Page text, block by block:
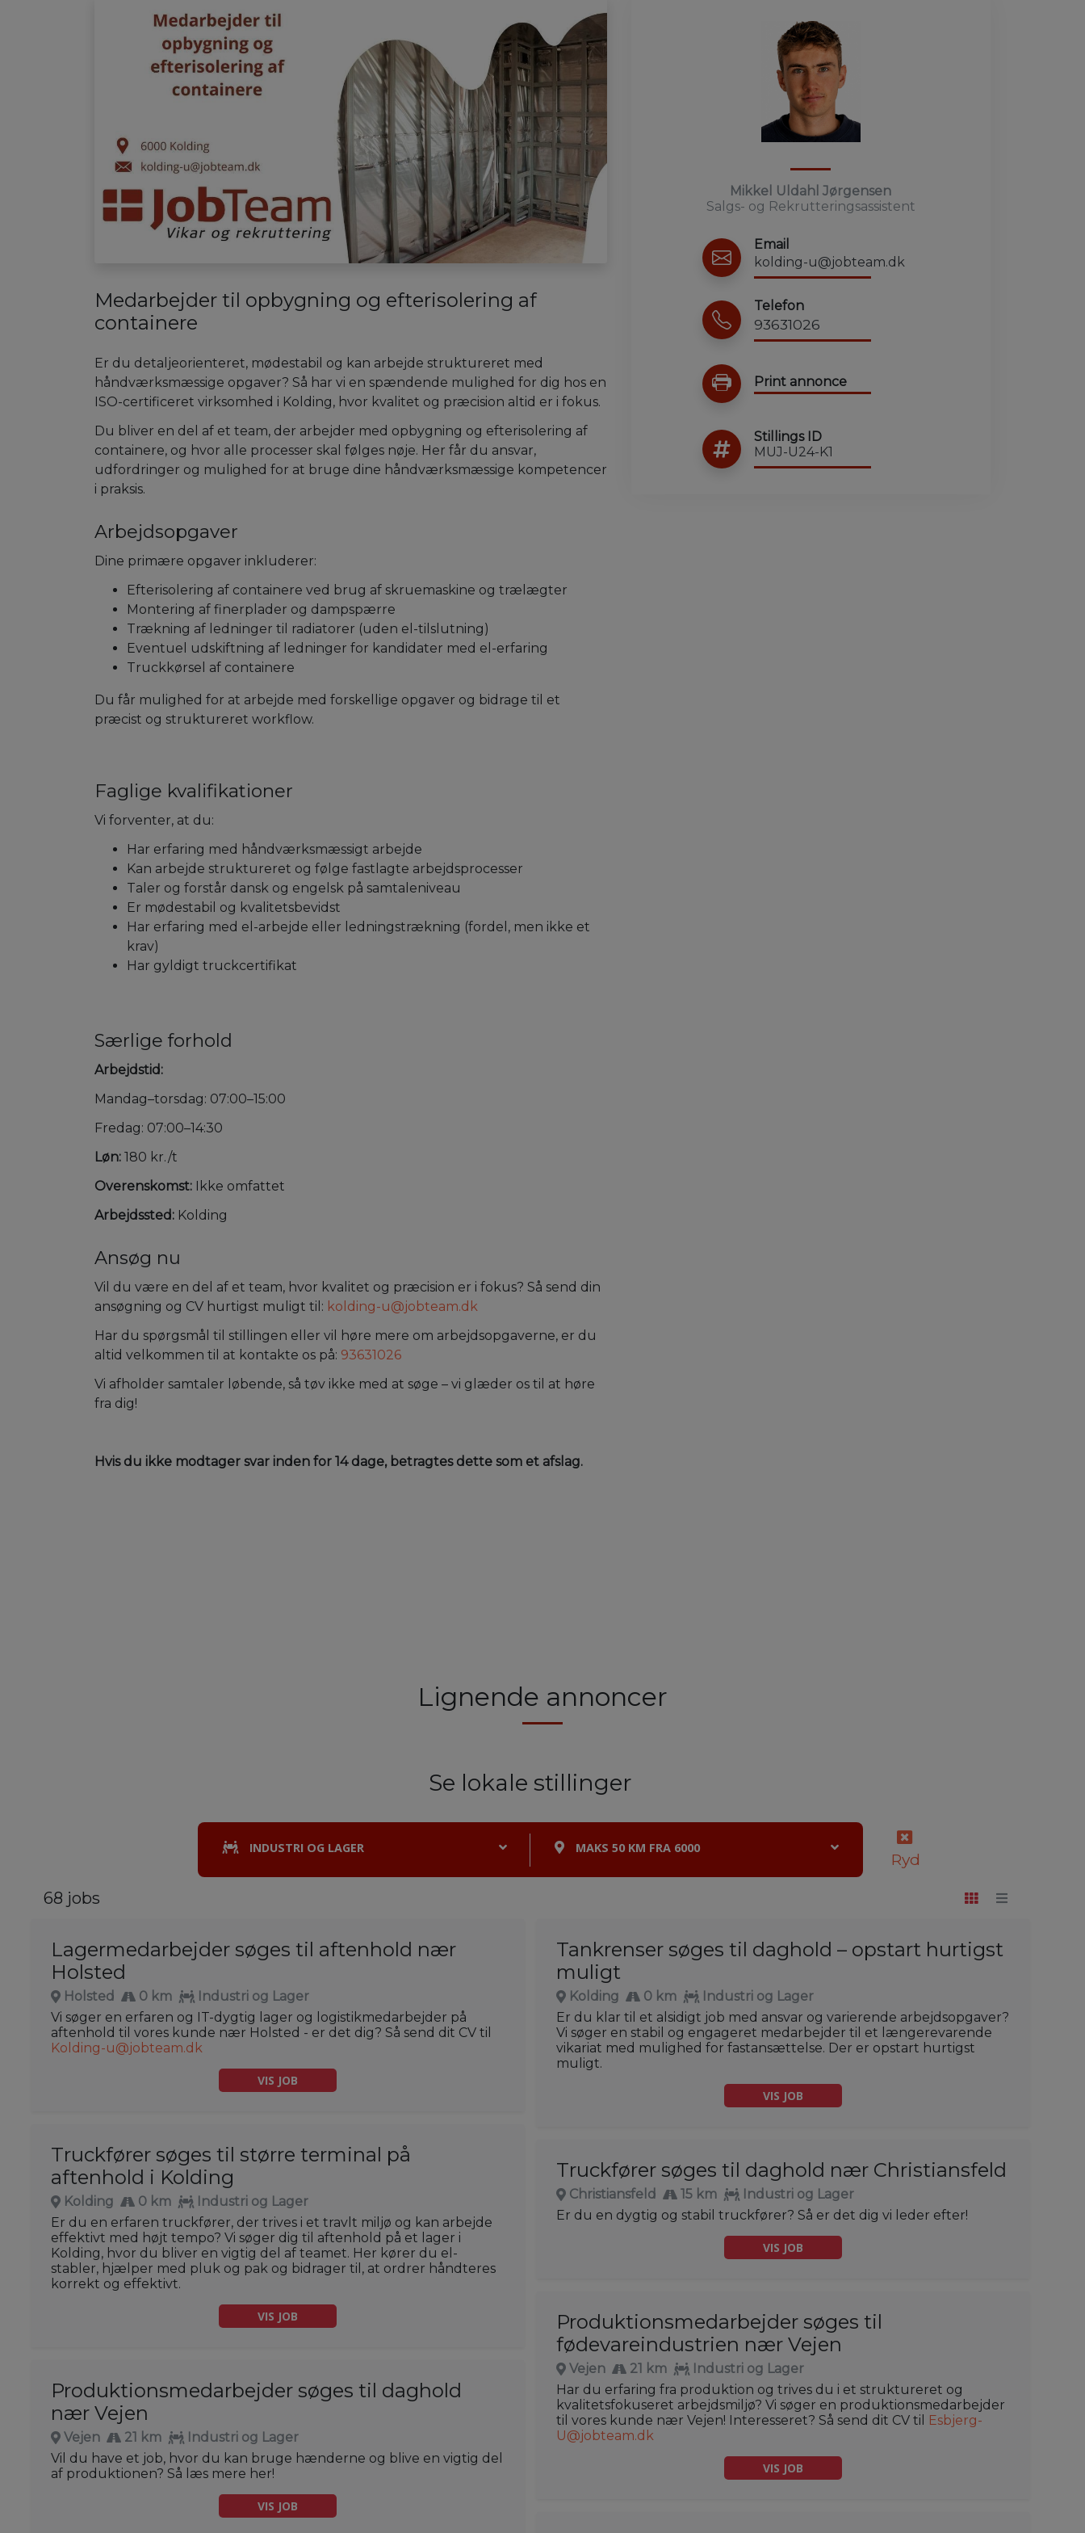
Medarbejder til opbygning og efterisolering af
containere
Er du detaljeorienteret, mødestabil og kan arbejde struktureret med
håndværksmæssige opgaver? Så har vi en spændende mulighed for dig hos en
ISO-certificeret virksomhed i Kolding, hvor kvalitet og præcision altid er i fokus.
Du bliver en del af et team, der arbejder med opbygning og efterisolering af
containere, og hvor alle processer skal følges nøje. Her får du ansvar,
udfordringer og mulighed for at bruge dine håndværksmæssige kompetencer
i praksis.
Arbejdsopgaver
Dine primære opgaver inkluderer:
Efterisolering af containere ved brug af skruemaskine og trælægter
Montering af finerplader og dampspærre
Trækning af ledninger til radiatorer (uden el-tilslutning)
Eventuel udskiftning af ledninger for kandidater med el-erfaring
Truckkørsel af containere
Du får mulighed for at arbejde med forskellige opgaver og bidrage til et
præcist og struktureret workflow.
Faglige kvalifikationer
Vi forventer, at du:
Har erfaring med håndværksmæssigt arbejde
Kan arbejde struktureret og følge fastlagte arbejdsprocesser
Taler og forstår dansk og engelsk på samtaleniveau
Er mødestabil og kvalitetsbevidst
Har erfaring med el-arbejde eller ledningstrækning (fordel, men ikke et
krav)
Har gyldigt truckcertifikat
Særlige forhold
Arbejdstid:
Mandag–torsdag: 07:00–15:00
Fredag: 07:00–14:30
Løn: 180 kr./t
Overenskomst: Ikke omfattet
Arbejdssted: Kolding
Ansøg nu
Vil du være en del af et team, hvor kvalitet og præcision er i fokus? Så send din
ansøgning og CV hurtigst muligt til: kolding-u@jobteam.dk
Har du spørgsmål til stillingen eller vil høre mere om arbejdsopgaverne, er du
altid velkommen til at kontakte os på: 93631026
Vi afholder samtaler løbende, så tøv ikke med at søge – vi glæder os til at høre
fra dig!
Hvis du ikke modtager svar inden for 14 dage, betragtes dette som et afslag.
Mikkel Uldahl Jørgensen
Salgs- og Rekrutteringsassistent
Email
kolding-u@jobteam.dk
Telefon
93631026
Print annonce
Stillings ID
MUJ-U24-K1
Lignende annoncer
Se lokale stillinger
INDUSTRI OG LAGER MAKS 50 KM FRA 6000
Ryd
68 jobs
Lagermedarbejder søges til aftenhold nær
Holsted
Holsted 0 km
Industri og Lager
Vi søger en erfaren og IT-dygtig lager og logistikmedarbejder på
aftenhold til vores kunde nær Holsted - er det dig? Så send dit CV til
Kolding-u@jobteam.dk
VIS JOB
Tankrenser søges til daghold – opstart hurtigst
muligt
Kolding 0 km
Industri og Lager
Er du klar til et alsidigt job med ansvar og varierende arbejdsopgaver?
Vi søger en stabil og engageret medarbejder til et længerevarende
vikariat med mulighed for fastansættelse. Der er opstart hurtigst
muligt.
VIS JOB
Truckfører søges til større terminal på
aftenhold i Kolding
Kolding 0 km
Industri og Lager
Er du en erfaren truckfører, der trives i et travlt miljø og kan arbejde
effektivt med højt tempo? Vi søger dig til aftenhold på et lager i
Kolding, hvor du bliver en vigtig del af teamet. Her kører du el-
stabler, hjælper med pluk og pak og bidrager til, at ordrer håndteres
korrekt og effektivt.
VIS JOB
Truckfører søges til daghold nær Christiansfeld
Christiansfeld 15 km
Industri og Lager
Er du en dygtig og stabil truckfører? Så er det dig vi leder efter!
VIS JOB
Produktionsmedarbejder søges til
fødevareindustrien nær Vejen
Vejen 21 km
Industri og Lager
Har du erfaring fra produktion og trives du i et struktureret og
kvalitetsfokuseret arbejdsmiljø? Vi søger en produktionsmedarbejder
til vores kunde nær Vejen! Interesseret? Så send dit CV til
Esbjerg-
U@jobteam.dk
VIS JOB
Produktionsmedarbejder søges til daghold
nær Vejen
Vejen 21 km
Industri og Lager
Vil du have et job, hvor du kan bruge hænderne og blive en vigtig del
af produktionen? Så læs mere her!
VIS JOB